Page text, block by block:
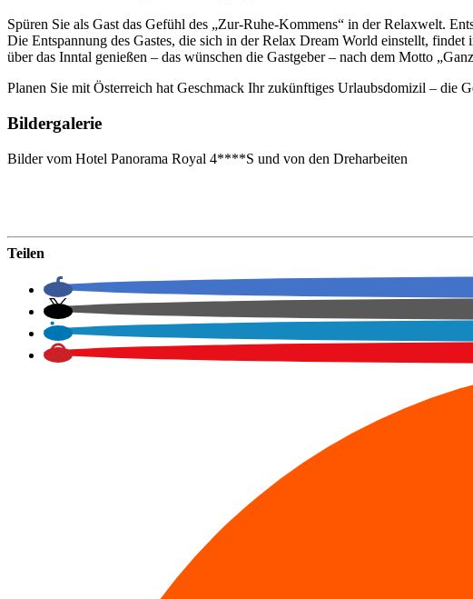
Spüren Sie als Gast das Gefühl des „Zur-Ruhe-Kommens“ in der Relaxwelt.
Die Entspannung des Gastes, die sich in der Relax Dream World einstellt,
über das Inntal genießen – das wünschen die Gastgeber – nach dem Motto
Planen Sie mit Österreich hat Geschmack Ihr zukünftiges Urlaubsdomizil – die
Bildergalerie
Bilder vom Hotel Panorama Royal 4****S und von den Dreharbeiten
Teilen